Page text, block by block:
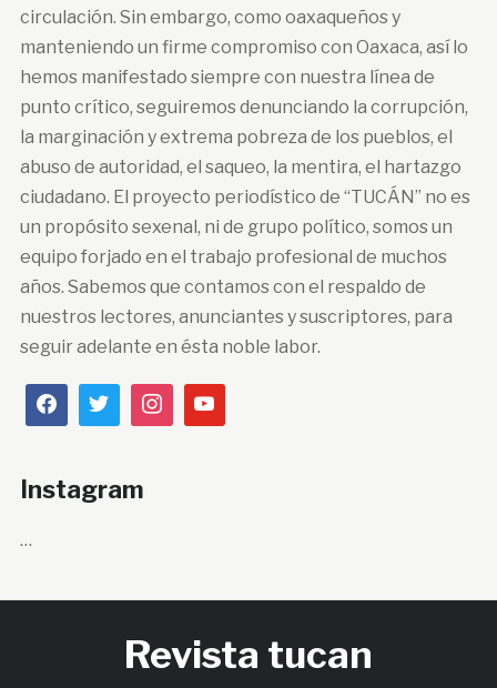
circulación. Sin embargo, como oaxaqueños y
manteniendo un firme compromiso con Oaxaca, así lo
hemos manifestado siempre con nuestra línea de
punto crítico, seguiremos denunciando la corrupción,
la marginación y extrema pobreza de los pueblos, el
abuso de autoridad, el saqueo, la mentira, el hartazgo
ciudadano. El proyecto periodístico de “TUCÁN” no es
un propósito sexenal, ni de grupo político, somos un
equipo forjado en el trabajo profesional de muchos
años. Sabemos que contamos con el respaldo de
nuestros lectores, anunciantes y suscriptores, para
seguir adelante en ésta noble labor.
Instagram
…
Revista tucan